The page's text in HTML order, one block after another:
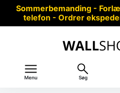
Sommerbemanding -
telefon - Ordrer
Menu Søg